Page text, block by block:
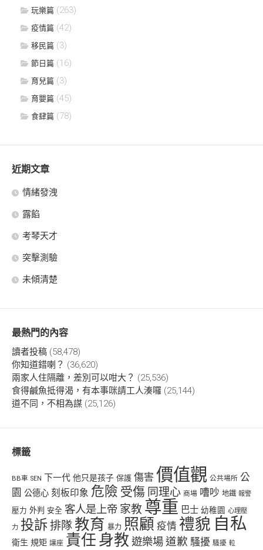
玩樂篇 (263)
疫情篇 (42)
移民篇 (3)
節日篇 (16)
育兒篇 (3)
育嬰篇 (45)
食肆篇 (78)
近期文章
情緒發洩
露餡
考琴天才
突擊測驗
未傾清楚
最熱門的內容
讀者投稿 (58,478)
你知道錯喇？ (36,620)
兩家人住隔離，差別可以咁大？ (25,536)
食得鹹魚抵得渴，有本事咪請工人湊囉 (25,144)
道不同，不相為謀 (25,126)
標籤
BB車 SEN 下一代 他只是孩子 保護 傷害 價值觀 公共場所 公
園 公德心 刻板印象 危險 受傷 同理心 商場 嘈吵 地鐵 報警
壓力 外判 安全 客人是上帝 家教 尊重 巴士 幼稚園 心理壓
力 投訴排隊 教育 暴力 照顧 疫情 禮貌 自私
衛生 規矩 讓座 責任 身教 遊樂場道歉 騷擾 騷擾 𨋢